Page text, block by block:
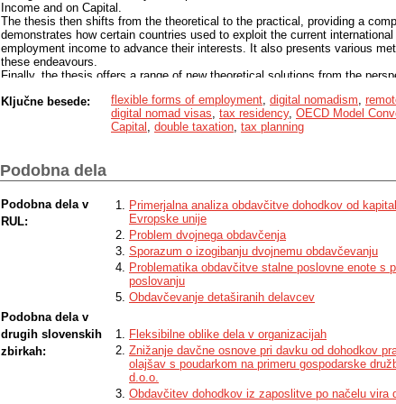
Income and on Capital.
The thesis then shifts from the theoretical to the practical, providing a
demonstrates how certain countries used to exploit the current
employment income to advance their interests. It also presents various
these endeavours.
Finally, the thesis offers a range of new theoretical solutions from the
manner that provides appropriate legal security for workers in such forms
possibility of double taxation, and simultaneously limits opportunities for
Ključne besede: flexible forms of employment digital nomadism
digital nomad visas tax residency, OECD Model
Capital
double taxation tax planning
Podobna dela
Podobna dela v
RUL:
Primerjalna analiza obdavčitve dohodkov od
Evropske unije
Problem dvojnega obdavčenja
Sporazum o izogibanju dvojnemu obdavčevanju
Problematika obdavčitve stalne poslovne enote s
poslovanju
Obdavčevanje detaširanih delavcev
Podobna dela v
drugih slovenskih
zbirkah:
Fleksibilne oblike dela v organizacijah
Znižanje davčne osnove pri davku od dohodkov
olajšav s poudarkom na primeru gospodarske
d.o.o.
Obdavčitev dohodkov iz zaposlitve po načelu vira